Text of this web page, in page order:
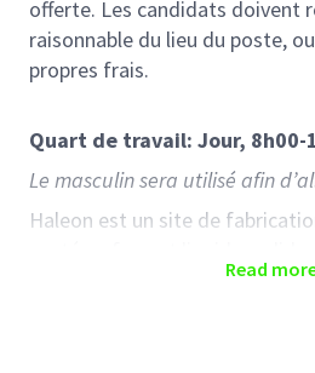
offerte. Les candidats doivent
raisonnable du lieu du poste,
propres frais.
Quart de travail: Jour, 8h00-
Le masculin sera utilisé afin
Haleon est un site de
des facteurs réglementaires
Read